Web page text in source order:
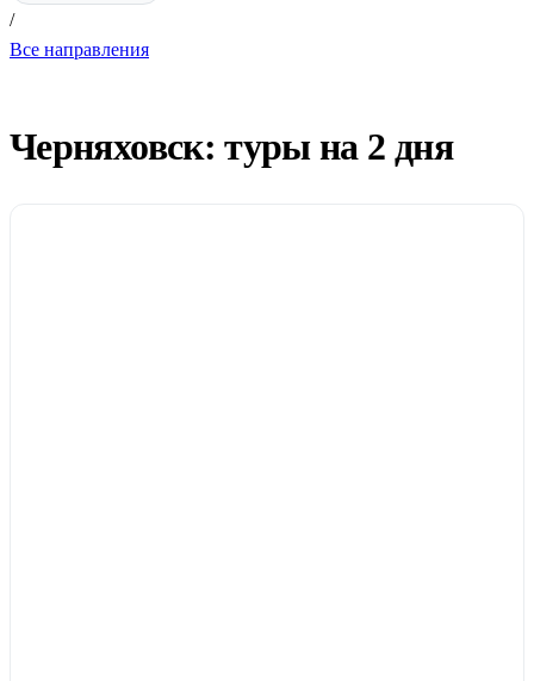
/
Все направления
Черняховск: туры на 2 дня